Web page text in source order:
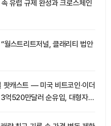
유럽 규제 완성과 크로스체인
월스트리트저널, 클래리티 법안
캐스트 — 미국 비트코인·이더
억520만달러 순유입, 대형자산